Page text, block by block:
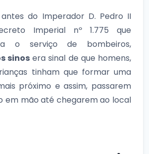
do Imperador D. Pedro II
Imperial nº 1.775 que
o serviço de bombeiros,
sinosera sinal de que homens,
tinham que formar uma
próximo e assim, passarem
em mão até chegarem ao local